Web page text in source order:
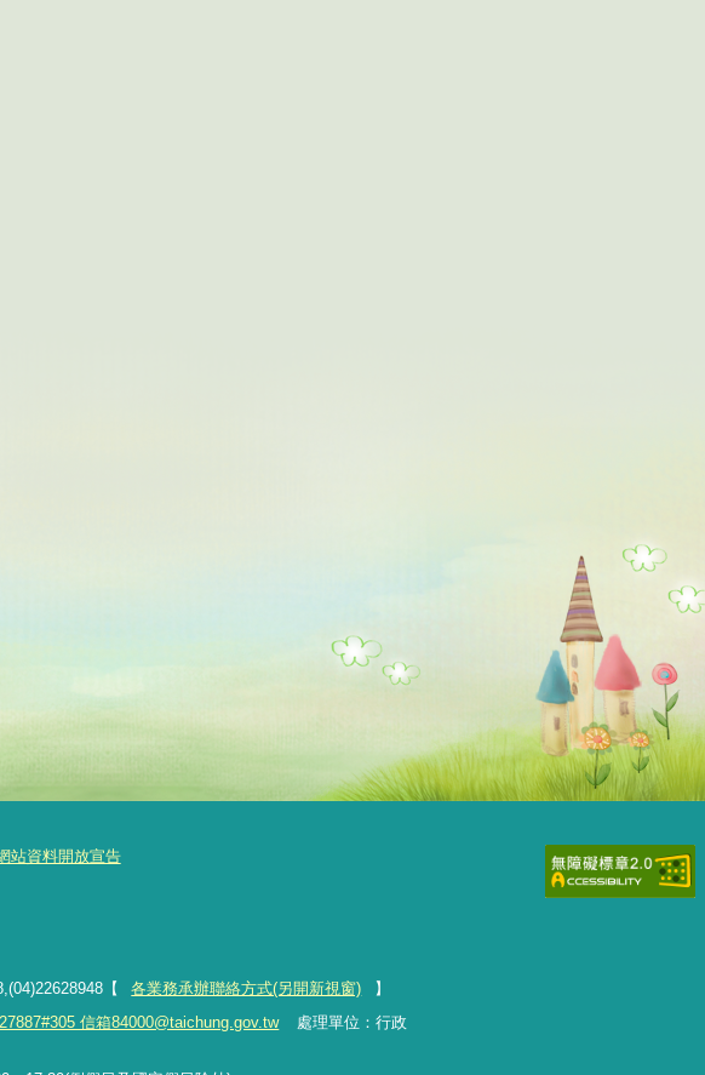
站資料開放宣告
【
各業務承辦聯絡方式(另開新視窗)
】
信箱84000@taichung.gov.tw
處理單位：行政